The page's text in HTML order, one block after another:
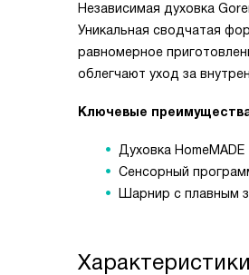
Независимая духовка
Уникальная сводчатая
равномерное
облегчают уход за
Ключевые
Духовка HomeMADE
Сенсорный
Шарнир с плавным
Характеристики